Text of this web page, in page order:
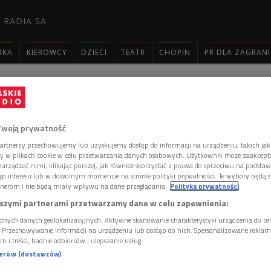
RADIA SA
KIEROWCY DZIECI TEATR CHOPIN PR DLA
pliku dźwiękowym MP3!
możesz być pierwszy!
KOMENTARZ
prywatność
przechowujemy lub uzyskujemy dostęp do informacji na urządzeniu, takich
w plikach cookie w celu przetwarzania danych osobowych. Użytkownik może
nimi, klikając poniżej, jak również skorzystać z prawa do sprzeciwu na
interesu lub w dowolnym momencie na stronie polityki prywatności. Te wybory będą
i nie będą miały wpływu na dane przeglądania. Polityka prywatności
partnerami przetwarzamy dane w celu zapewnienia:
danych geolokalizacyjnych. Aktywne skanowanie charakterystyki urządzenia do
informacji na urządzeniu lub dostęp do nich. Spersonalizowane
i treści, badnie odbiorców i ulepszanie usług.
(dostawców)